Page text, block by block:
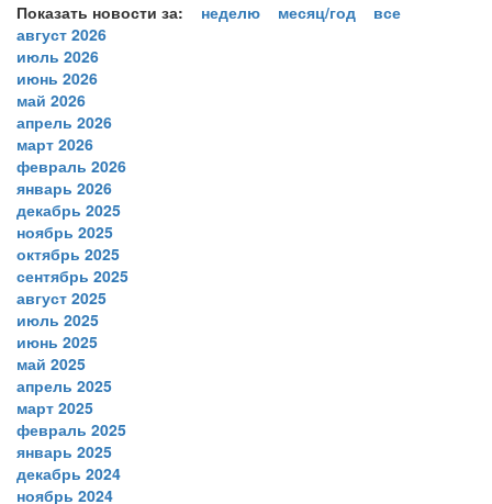
Показать новости за: неделю месяц/год
все
август 2026
июль 2026
июнь 2026
май 2026
апрель 2026
март 2026
февраль 2026
январь 2026
декабрь 2025
ноябрь 2025
октябрь 2025
сентябрь 2025
август 2025
июль 2025
июнь 2025
май 2025
апрель 2025
март 2025
февраль 2025
январь 2025
декабрь 2024
ноябрь 2024